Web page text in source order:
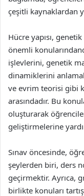
çeşitli kaynaklardan
Hücre yapısı,
önemli
işlevlerini, genetik
dinamiklerini
ve evrim teorisi gibi
arasındadır. Bu
oluşturarak
geliştirmelerine
Sınav öncesinde,
şeylerden biri, ders
geçirmektir. Ayrıca,
birlikte konuları